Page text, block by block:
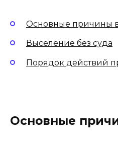
Основные причины
Выселение без суда
Порядок действий
Основные